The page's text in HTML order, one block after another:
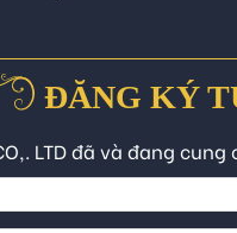
ĐĂNG KÝ
LTD đã và đang